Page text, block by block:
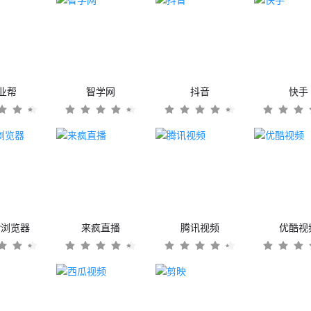
帮 智学网 抖音 快手
览器 来疯直播 腾讯视频 优酷视